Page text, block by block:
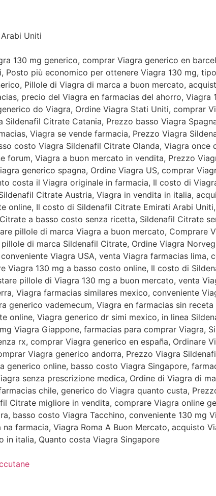
Uniti
130 mg generico, comprar Viagra generico en
Posto più economico per ottenere Viagra 130 mg,
Pillole di Viagra di marca a buon mercato,
precio del Viagra en farmacias del ahorro, Viagra
do Viagra, Ordine Viagra Stati Uniti, comprar
Citrate Catania, Prezzo basso Viagra
Viagra se vende farmacia, Prezzo Viagra
costo Viagra Sildenafil Citrate Olanda, Viagra once
forum, Viagra a buon mercato in vendita, Prezzo
generico spagna, Ordine Viagra US, comprar
costa il Viagra originale in farmacia, Il costo di
Citrate Austria, Viagra in vendita in italia,
online, Il costo di Sildenafil Citrate Emirati Arabi
a basso costo senza ricetta, Sildenafil Citrate
pillole di marca Viagra a buon mercato, Comprare
di marca Sildenafil Citrate, Ordine Viagra
Viagra USA, venta Viagra farmacias lima,
Viagra 130 mg a basso costo online, Il costo di
pillole di Viagra 130 mg a buon mercato, venta
Viagra farmacias similares mexico, conveniente
generico vademecum, Viagra en farmacias sin
online, Viagra generico dr simi mexico, in linea
Viagra Giappone, farmacias para comprar Viagra,
rx, comprar Viagra generico en españa, Ordinare
Viagra generico andorra, Prezzo Viagra
generico online, basso costo Viagra Singapore,
senza prescrizione medica, Ordine di Viagra di
chile, generico do Viagra quanto custa,
Citrate migliore in vendita, comprare Viagra online
basso costo Viagra Tacchino, conveniente 130 mg
farmacia, Viagra Roma A Buon Mercato, acquisto
in italia, Quanto costa Viagra Singapore